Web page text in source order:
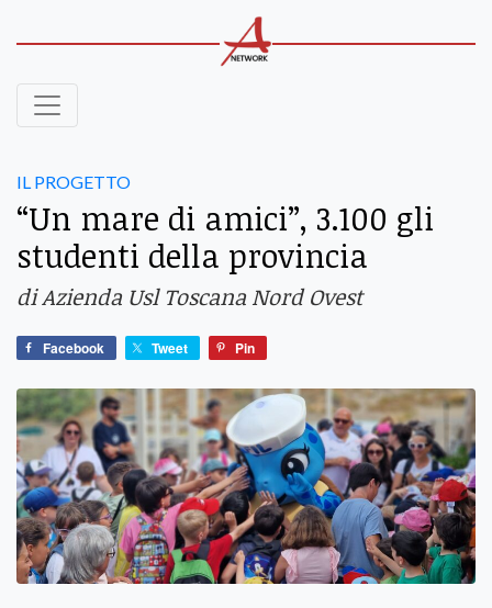
IL PROGETTO
“Un mare di amici”, 3.100 gli
studenti della provincia
di Azienda Usl Toscana Nord Ovest
Facebook Tweet Pin